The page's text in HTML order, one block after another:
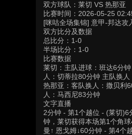
双方球队： 莱切 VS 热那亚
比赛时间： 2026-05-25
[咪咕全场集锦] 意甲-邦达攻
双方比分及数据
总比分：1-0
半场比分：1-0
比赛数据
莱切：主队进球：班达6分
人：切蒂拉80分钟 主队换
热那亚：客队换人：撒贝利
人：马西尼83分钟
文字直播
2分钟 - 第1个越位 - (莱切
钟，莱切获得本场第1个角
曼↑ 恩戈姆↓60分钟 - 第4个